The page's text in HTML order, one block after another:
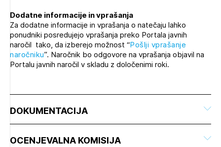
Dodatne informacije in vprašanja
Za dodatne informacije in vprašanja o natečaju lahko
ponudniki posredujejo vprašanja preko Portala javnih
naročil tako, da izberejo možnost “Pošlji vprašanje
naročniku”. Naročnik bo odgovore na vprašanja objavil na
Portalu javnih naročil v skladu z določenimi roki.
DOKUMENTACIJA
OCENJEVALNA KOMISIJA